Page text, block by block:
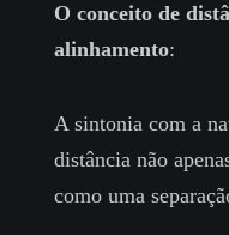
O conceito de
alinhamento:
A sintonia com a
distância não
como uma